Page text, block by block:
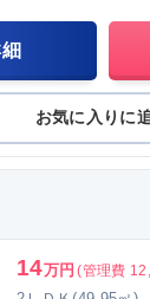
お気に入りに
14万円 (管理費